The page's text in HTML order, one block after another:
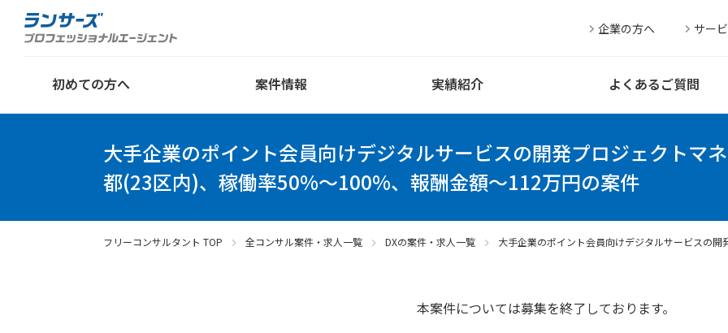
初めての方へ 案件情報 実績紹介 よくあるご質問
企業の方へ サー
大手企業のポイント会員向けデジタルサービスの開発プロジェクトマ
都(23区内)、稼働率50%～100%、報酬金額～112万円の案件
フリーコンサルタント TOP 全コンサル案件・求人一覧 DXの案件・求人一覧 大手企業のポイント会員向けデジタルサービスの
本案件については募集を終了しております。